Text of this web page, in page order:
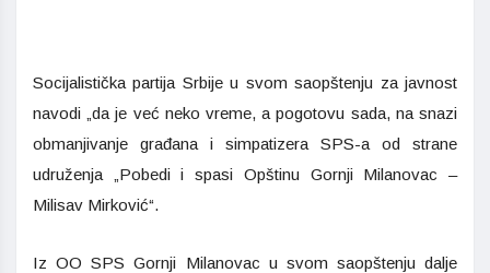
Socijalistička partija Srbije u svom saopštenju za javnost
navodi „da je već neko vreme, a pogotovu sada, na snazi
obmanjivanje građana i simpatizera SPS-a od strane
udruženja „Pobedi i spasi Opštinu Gornji Milanovac –
Milisav Mirković“.
Iz OO SPS Gornji Milanovac u svom saopštenju dalje